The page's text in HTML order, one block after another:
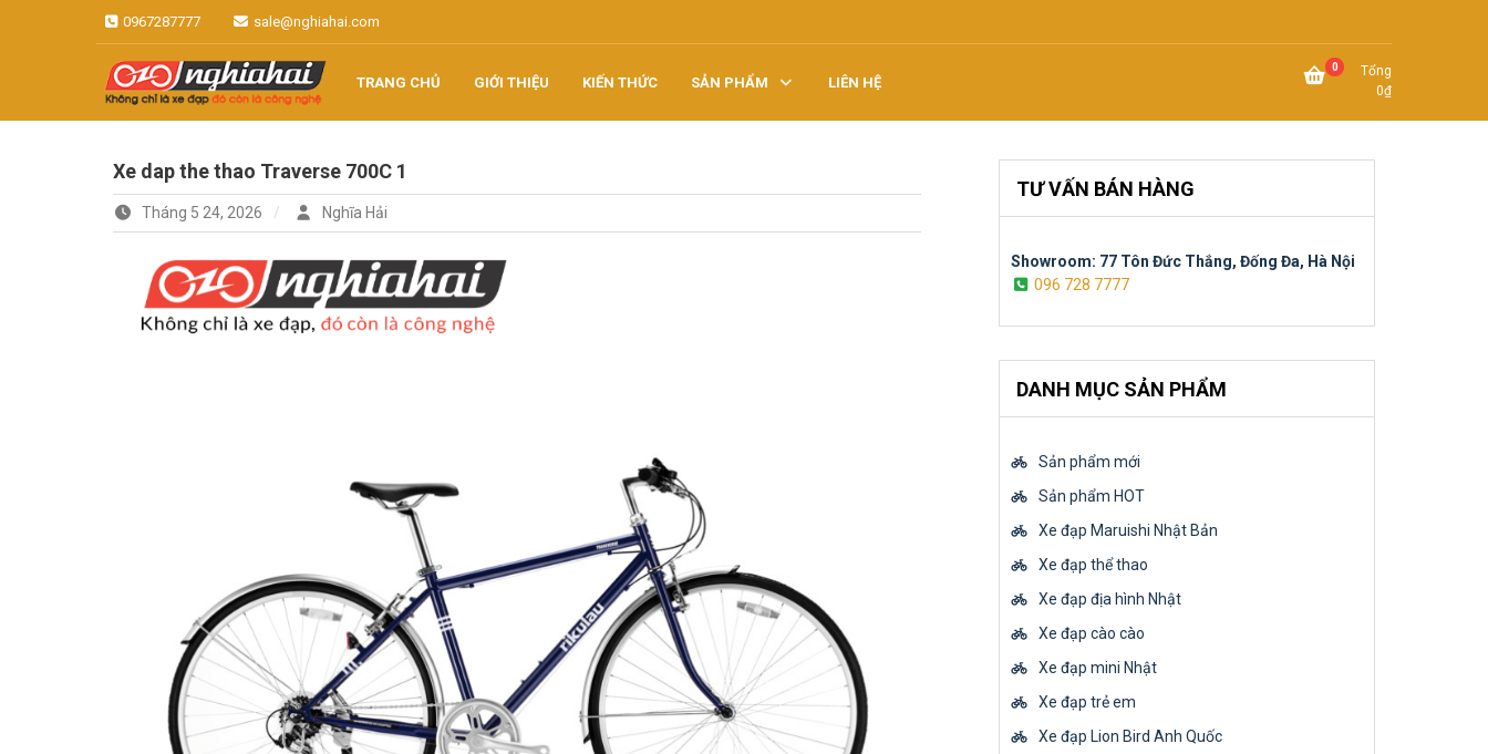
0967287777 sale@nghiahai.com
Nghĩa Hải
Không chỉ là xe đạp, đó còn là
TRANG CHỦ GIỚI THIỆU KIẾN THỨC SẢN PHẨM LIÊN HỆ
0
Tổng
0₫
Xe dap the thao Traverse 700C 1
Tháng 5 24, 2026 Nghĩa Hải
TƯ VẤN BÁN HÀNG
Showroom: 77 Tôn Đức Thắng, Đống Đa, Hà Nội
096 728 7777
DANH MỤC SẢN PHẨM
Sản phẩm mới
Sản phẩm HOT
Xe đạp Maruishi Nhật Bản
Xe đạp thể thao
Xe đạp địa hình Nhật
Xe đạp cào cào
Xe đạp mini Nhật
Xe đạp trẻ em
Xe đạp Lion Bird Anh Quốc